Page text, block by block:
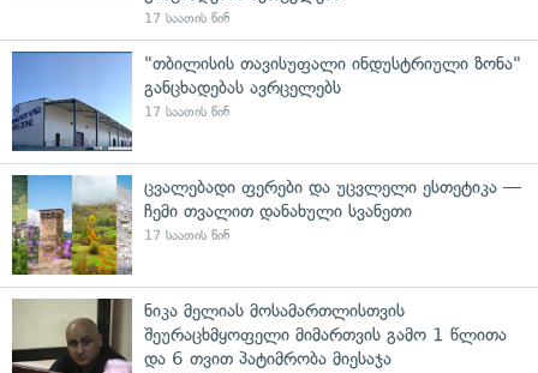
17 საათის წინ
"თბილისის თავისუფალი ინდუსტრიული ზონა"
განცხადებას ავრცელებს
17 საათის წინ
ცვალებადი ფერები და უცვლელი ესთეტიკა —
ჩემი თვალით დანახული სვანეთი
17 საათის წინ
ნიკა მელიას მოსამართლისთვის
შეურაცხმყოფელი მიმართვის გამო 1 წლითა
და 6 თვით პატიმრობა მიესაჯა